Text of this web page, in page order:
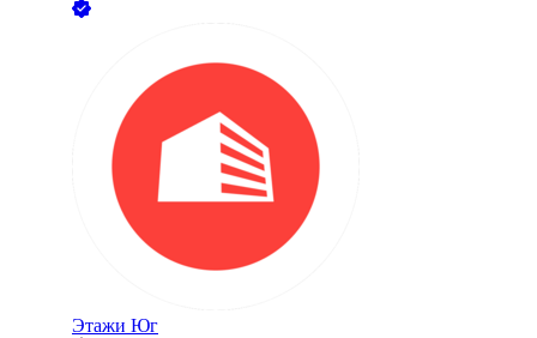
Этажи Юг